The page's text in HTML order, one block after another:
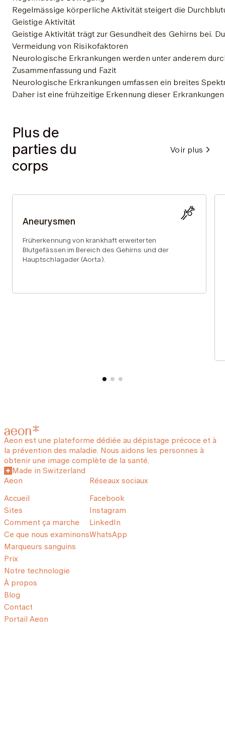
Regelmässige körperliche Aktivität steigert die
Geistige Aktivität
Geistige Aktivität trägt zur Gesundheit des Gehirns bei.
Vermeidung von Risikofaktoren
Neurologische Erkrankungen werden unter anderem
Zusammenfassung und Fazit
Neurologische Erkrankungen umfassen ein breites
Daher ist eine frühzeitige Erkennung dieser
Plus de
parties du
corps
Voir plus
Aneurysmen
Früherkennung von krankhaft erweiterten
Blutgefässen im Bereich des Gehirns und der
Hauptschlagader (Aorta).
Aeon est une plateforme dédiée au dépistage précoce et à
la prévention des maladie. Nous aidons les personnes à
obtenir une image complète de la santé.
Made in Switzerland
Aeon
Accueil
Sites
Comment ça marche
Ce que nous examinons
Marqueurs sanguins
Prix
Notre technologie
À propos
Blog
Contact
Portail Aeon
Réseaux sociaux
Facebook
Instagram
LinkedIn
WhatsApp